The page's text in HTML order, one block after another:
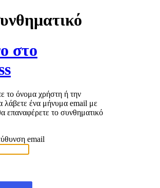
στο
το όνομα χρήστη ή την
λάβετε ένα μήνυμα email με
επαναφέρετε το συνθηματικό
email